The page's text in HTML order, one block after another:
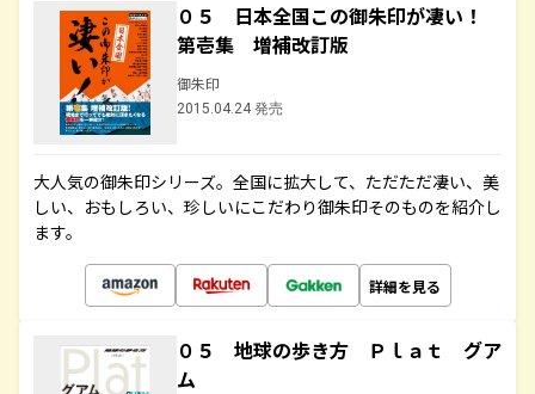
０５ 日本全国この御朱印が凄い！
第壱集 増補改訂版
御朱印
2015.04.24 発売
大人気の御朱印シリーズ。全国に拡大して、ただただ凄い、美
しい、おもしろい、珍しいにこだわり御朱印そのものを紹介し
ます。
詳細を見る
０５ 地球の歩き方 Ｐｌａｔ グア
ム